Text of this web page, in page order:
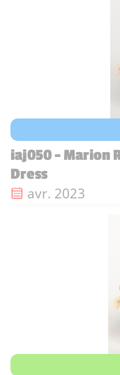
iaj050 - Marion
Dress
Date de sortie :
avr. 2023